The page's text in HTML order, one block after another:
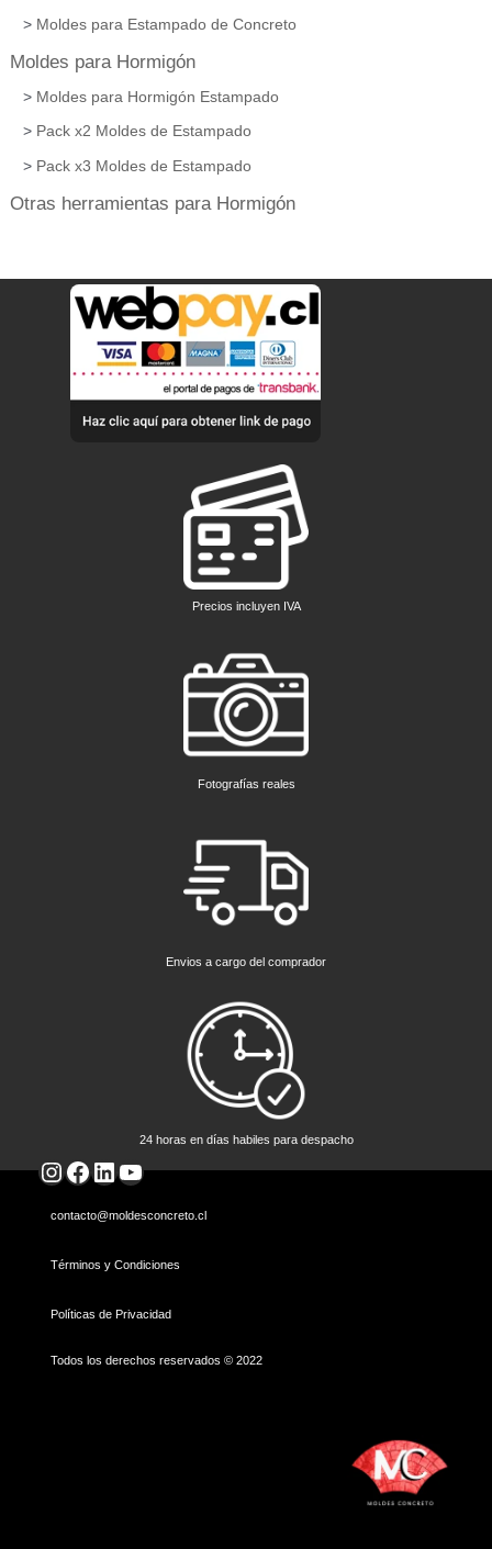
Moldes para Estampado de Concreto
Moldes para Hormigón
Moldes para Hormigón Estampado
Pack x2 Moldes de Estampado
Pack x3 Moldes de Estampado
Otras herramientas para Hormigón
Precios incluyen IVA
Fotografías reales
Envios a cargo del comprador
24 horas en días habiles para despacho
Instagram
Facebook
LinkedIn
YouTube
contacto@moldesconcreto.cl
Términos y Condiciones
Políticas de Privacidad
Todos los derechos reservados © 2022